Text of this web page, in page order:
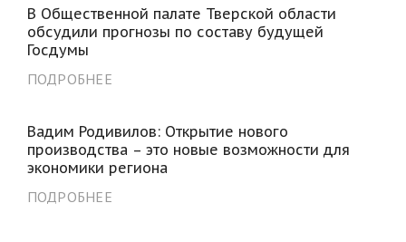
В Общественной палате Тверской области
обсудили прогнозы по составу будущей
Госдумы
ПОДРОБНЕЕ
Вадим Родивилов: Открытие нового
производства – это новые возможности для
экономики региона
ПОДРОБНЕЕ